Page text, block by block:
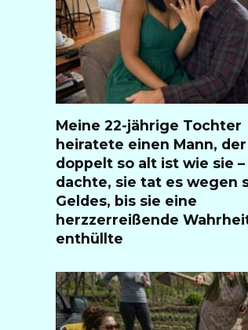
Meine 22-jährige Tochter
heiratete einen Mann, der
doppelt so alt ist wie sie –
dachte, sie tat es wegen
Geldes, bis sie eine
herzzerreißende
enthüllte